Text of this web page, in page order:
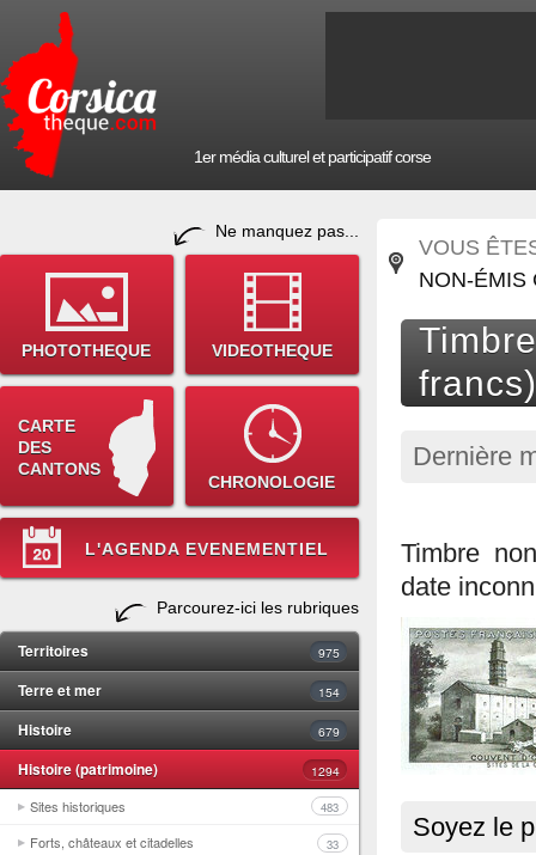
1er média culturel et participatif corse
Ne manquez pas...
PHOTOTHEQUE VIDEOTHEQUE
CARTE
DES
CANTONS
CHRONOLOGIE
L'AGENDA EVENEMENTIEL
Parcourez-ici les rubriques
Territoires 975
Terre et mer 154
Histoire 679
Histoire (patrimoine) 1294
Sites historiques 483
Forts, châteaux et citadelles 33
VOUS
NON-ÉMIS
Dernière
Timbre
date
Soyez le